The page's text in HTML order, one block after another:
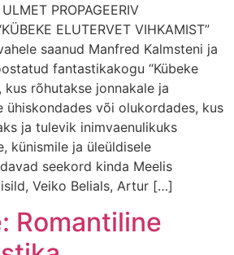
PROPAGEERIV
ELUTERVET VIHKAMIST”
saanud Manfred Kalmsteni ja
fantastikakogu “Kübeke
kus rõhutakse jonnakale ja
ühiskondades või olukordades, kus
ja tulevik inimvaenulikuks
künismile ja üleüldisele
seekord kinda Meelis
Veiko Belials, Artur […]
Romantiline